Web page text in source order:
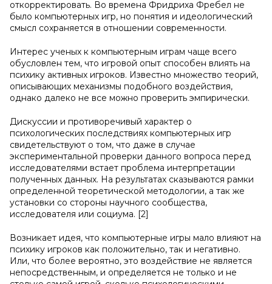
откорректировать. Во времена Фридриха Фребел не
было компьютерных игр, но понятия и идеологический
смысл сохраняется в отношении современности.
Интерес ученых к компьютерным играм чаще всего
обусловлен тем, что игровой опыт способен влиять на
психику активных игроков. Известно множество теорий,
описывающих механизмы подобного воздействия,
однако далеко не все можно проверить эмпирически.
Дискуссии и противоречивый характер о
психологических последствиях компьютерных игр
свидетельствуют о том, что даже в случае
экспериментальной проверки данного вопроса перед
исследователями встает проблема интерпретации
полученных данных. На результатах сказываются рамки
определенной теоретической методологии, а так же
установки со стороны научного сообщества,
исследователя или социума. [2]
Возникает идея, что компьютерные игры мало влияют на
психику игроков как положительно, так и негативно.
Или, что более вероятно, это воздействие не является
непосредственным, и определяется не только и не